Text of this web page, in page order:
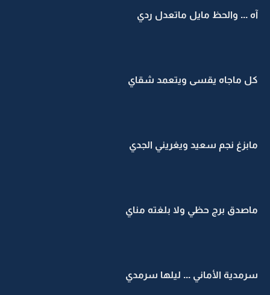
آه ... والحظ مايل ماتعدل ردي
كل ماجاه يقسى ويتعمد شقاي
مابزغ نجم سعيد ويغريني الجدي
ماصدق برج حظي ولا بلغته مناي
سرمدية الأماني ... ليلها سرمدي